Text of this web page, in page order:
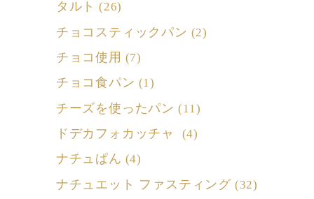
タルト (26)
チョコスティックパン (2)
チョコ使用 (7)
チョコ食パン (1)
チーズを使ったパン (11)
ドデカフォカッチャ (4)
ナチュぱん (4)
ナチュエット ファスティング (32)